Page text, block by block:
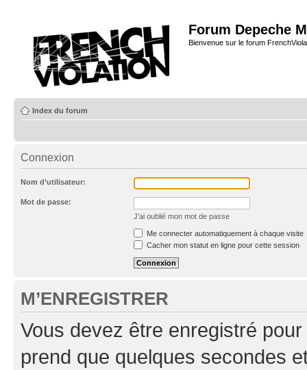
Forum Depeche
Bienvenue sur le forum
Index du forum
Connexion
Nom d’utilisateur:
Mot de passe:
J’ai oublié mon mot de passe
Me connecter automatiquement à chaque visite
Cacher mon statut en ligne pour cette session
M’ENREGISTRER
Vous devez être enregistré
prend que quelques secondes